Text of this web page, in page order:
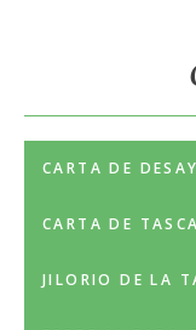
CARTA DE
CARTA DE
JILORIO DE LA